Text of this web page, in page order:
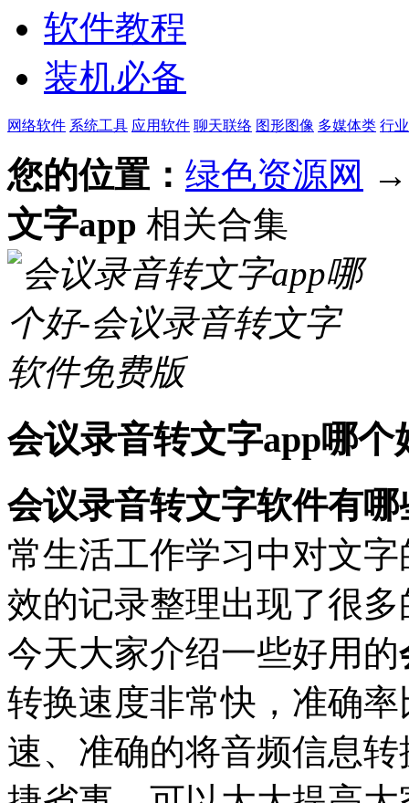
软件教程
装机必备
网络软件 系统工具 应用软件 聊天联络 图形图像 多媒体类 行
您的位置： 绿色资源网
文字app 相关合集
会议录音转文字app哪
会议录音转文字软件有哪
常生活工作学习中对文
效的记录整理出现了很
今天大家介绍一些好用的
转换速度非常快，准确
速、准确的将音频信息